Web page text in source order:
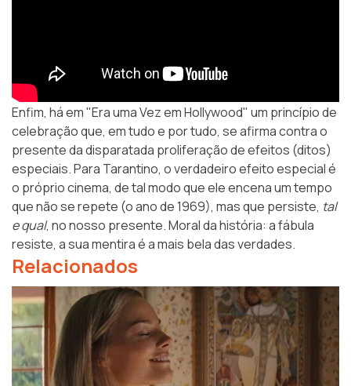
Enfim, há em "Era uma Vez em Hollywood" um princípio de
celebração que, em tudo e por tudo, se afirma contra o
presente da disparatada proliferação de efeitos (ditos)
especiais. Para Tarantino, o verdadeiro efeito especial é
o próprio cinema, de tal modo que ele encena um tempo
que não se repete (o ano de 1969), mas que persiste, tal
e qual, no nosso presente. Moral da história: a fábula
resiste, a sua mentira é a mais bela das verdades.
Relacionados